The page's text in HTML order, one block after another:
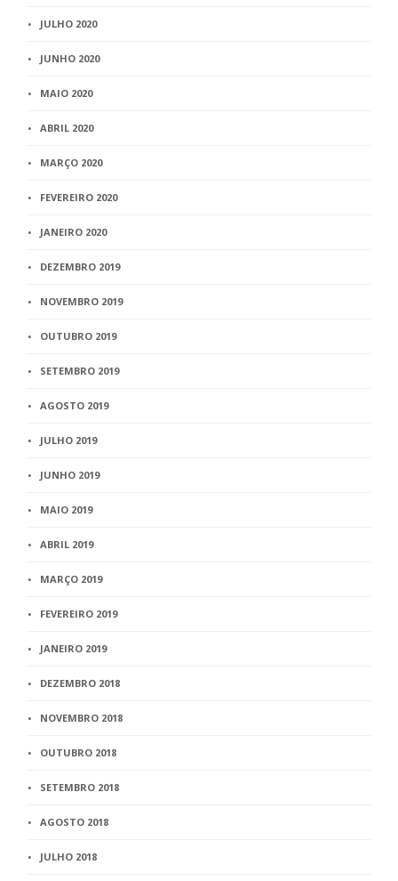
JULHO 2020
JUNHO 2020
MAIO 2020
ABRIL 2020
MARÇO 2020
FEVEREIRO 2020
JANEIRO 2020
DEZEMBRO 2019
NOVEMBRO 2019
OUTUBRO 2019
SETEMBRO 2019
AGOSTO 2019
JULHO 2019
JUNHO 2019
MAIO 2019
ABRIL 2019
MARÇO 2019
FEVEREIRO 2019
JANEIRO 2019
DEZEMBRO 2018
NOVEMBRO 2018
OUTUBRO 2018
SETEMBRO 2018
AGOSTO 2018
JULHO 2018